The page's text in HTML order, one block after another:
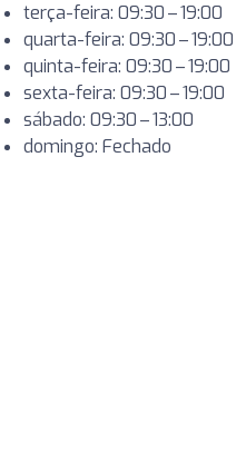
terça-feira: 09:30 – 19:00
quarta-feira: 09:30 – 19:00
quinta-feira: 09:30 – 19:00
sexta-feira: 09:30 – 19:00
sábado: 09:30 – 13:00
domingo: Fechado